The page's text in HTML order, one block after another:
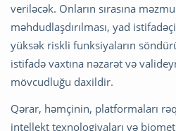
veriləcək. Onların sırasına
məhdudlaşdırılması, yad
yüksək riskli funksiyaların
istifadə vaxtına nəzarət və
mövcudluğu daxildir.
Qərar, həmçinin, platformaları
intellekt texnologiyaları və